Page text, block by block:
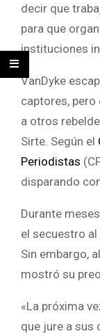
decir que
para que
instituciones
VanDyke
captores, pero
a otros
Sirte. Según el
Periodistas
disparando
Durante
el secuestro al
Sin embargo,
mostró su
«La próxima
que jure a sus